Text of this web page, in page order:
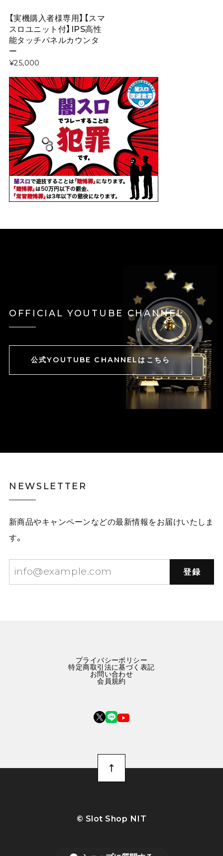
【実機購入者様専用】【スマ
スロユニット付】IPS高性
能タッチパネルカウンタ
ー
¥25,000
OFFICIAL YOUTUBE CHANNEL
公式YOUTUBE CHANNELはこちら
NEWSLETTER
新商品やキャンペーンなどの最新情報をお届けいたしま
す。
登録
プライバシーポリシー
特定商取引法に基づく表記
お問い合わせ
会員規約
©︎ Slot Shop NIT